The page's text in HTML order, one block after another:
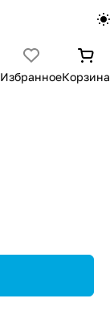
ИзбранноеКорзина